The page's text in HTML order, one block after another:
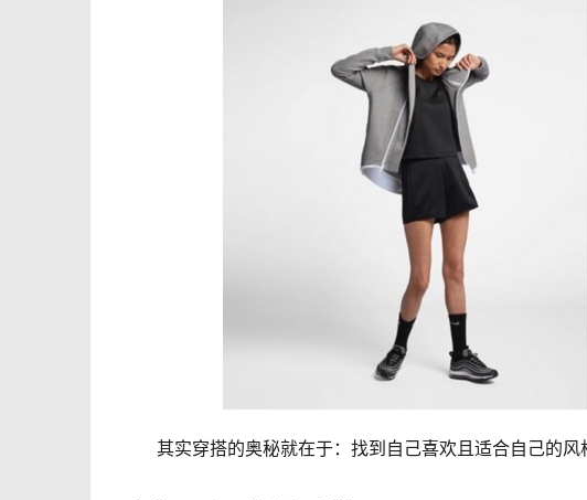
其实穿搭的奥秘就在于：找到自己喜欢且适合自己的风